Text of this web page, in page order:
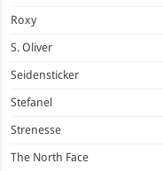
Roxy
S. Oliver
Seidensticker
Stefanel
Strenesse
The North Face